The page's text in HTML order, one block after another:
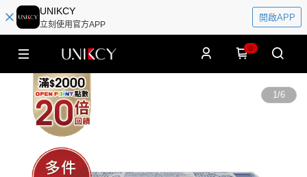
UNIKCY
立刻使用官方APP
開啟APP
0
1/6